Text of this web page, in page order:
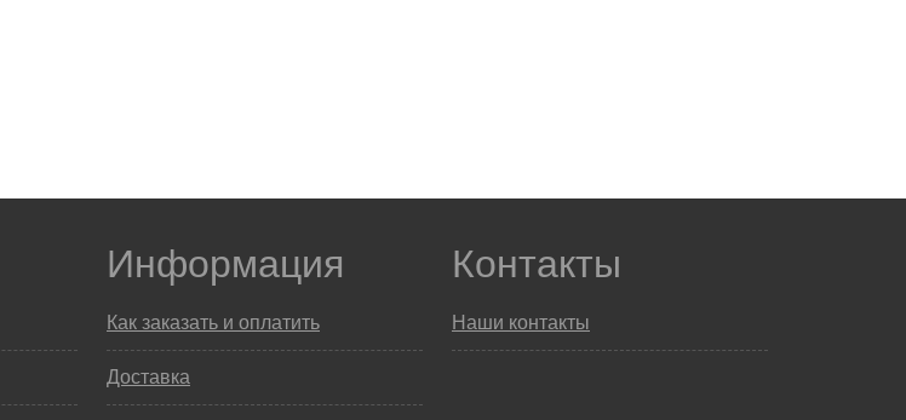
Информация
Как заказать и оплатить
Доставка
Контакты
Наши контакты